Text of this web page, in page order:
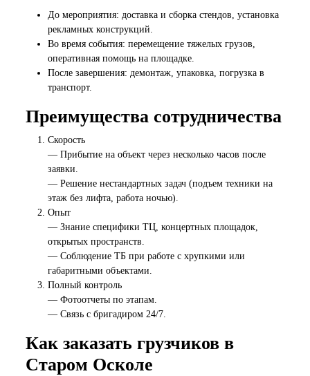
До мероприятия: доставка и сборка стендов, установка
рекламных конструкций.
Во время события: перемещение тяжелых грузов,
оперативная помощь на площадке.
После завершения: демонтаж, упаковка, погрузка в
транспорт.
Преимущества сотрудничества
Скорость
— Прибытие на объект через несколько часов после
заявки.
— Решение нестандартных задач (подъем техники на
этаж без лифта, работа ночью).
Опыт
— Знание специфики ТЦ, концертных площадок,
открытых пространств.
— Соблюдение ТБ при работе с хрупкими или
габаритными объектами.
Полный контроль
— Фотоотчеты по этапам.
— Связь с бригадиром 24/7.
Как заказать грузчиков в
Старом Осколе